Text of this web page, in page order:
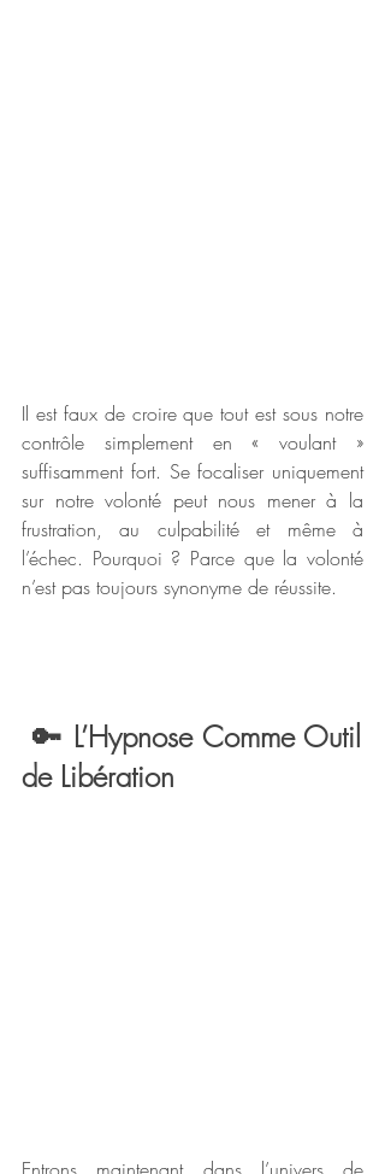
Il est faux de croire que tout est sous notre
contrôle simplement en « voulant »
suffisamment fort. Se focaliser uniquement
sur notre volonté peut nous mener à la
frustration, au culpabilité et même à
l’échec. Pourquoi ? Parce que la volonté
n’est pas toujours synonyme de réussite.
de Libération